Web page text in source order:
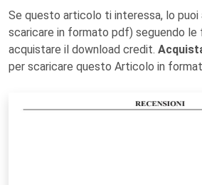
Se questo articolo ti interessa, lo puoi
scaricare in formato pdf) seguendo le
acquistare il download credit.
per scaricare questo Articolo in